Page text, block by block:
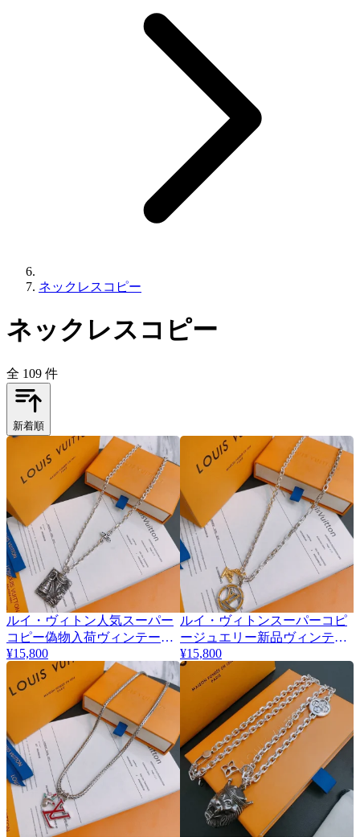
ネックレスコピー
ネックレスコピー
全 109 件
新着順
ルイ・ヴィトン人気スーパー
コピー偽物入荷ヴィンテージ
シルバーネックレス 327772
¥15,800
ルイ・ヴィトンスーパーコピ
ージュエリー新品ヴィンテー
ジ シルバーネックレス 327776
¥15,800